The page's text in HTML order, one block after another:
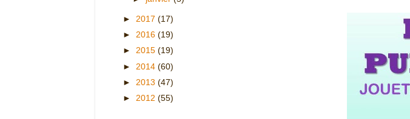
► 2017 (17)
► 2016 (19)
► 2015 (19)
► 2014 (60)
► 2013 (47)
► 2012 (55)